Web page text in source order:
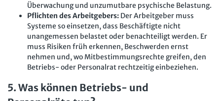
Überwachung und unzumutbare psychische Belastung.
Pflichten des Arbeitgebers: Der Arbeitgeber muss
Systeme so einsetzen, dass Beschäftigte nicht
unangemessen belastet oder benachteiligt werden. Er
muss Risiken früh erkennen, Beschwerden ernst
nehmen und, wo Mitbestimmungsrechte greifen, den
Betriebs- oder Personalrat rechtzeitig einbeziehen.
5. Was können Betriebs- und